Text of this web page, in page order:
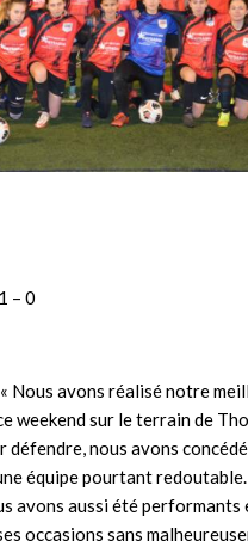
– 0
« Nous avons réalisé notre
weekend sur le terrain de
défendre, nous avons
équipe pourtant redoutable.
avons aussi été performants
occasions sans